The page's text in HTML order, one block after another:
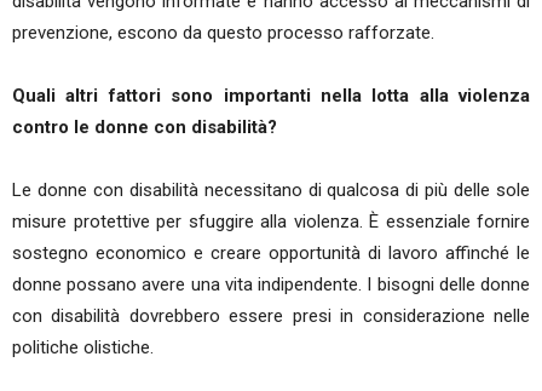
prevenzione, escono da questo processo rafforzate.
Quali altri fattori sono importanti nella lotta alla violenza
contro le donne con disabilità?
Le donne con disabilità necessitano di qualcosa di più delle sole
misure protettive per sfuggire alla violenza. È essenziale fornire
sostegno economico e creare opportunità di lavoro affinché le
donne possano avere una vita indipendente. I bisogni delle donne
con disabilità dovrebbero essere presi in considerazione nelle
politiche olistiche.